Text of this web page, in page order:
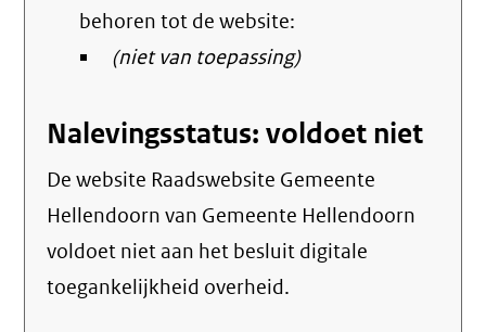
behoren tot de website:
(niet van toepassing)
Nalevingsstatus: voldoet niet
De website Raadswebsite Gemeente
Hellendoorn van Gemeente Hellendoorn
voldoet niet aan het besluit digitale
toegankelijkheid overheid.